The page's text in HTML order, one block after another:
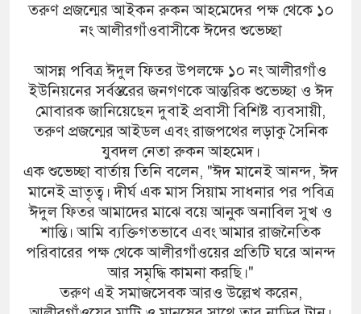
তরুণ প্রজন্মের আইকন রুকন আহমেদের পক্ষ থেকে ১০
নং আলীরগাঁওবাসীকে ঈদের শুভেচ্ছা
আসন্ন পবিত্র ঈদুল ফিতর উপলক্ষে ১০ নং আলীরগাঁও
ইউনিয়নের সর্বস্তরের জনগণকে আন্তরিক শুভেচ্ছা ও ঈদ
মোবারক জানিয়েছেন দুবাই প্রবাসী বিশিষ্ট ব্যবসায়ী,
তরুণ প্রজন্মের আইডল এবং রাজপথের লড়াকু সৈনিক
যুবদল নেতা রুকন আহমেদ।
এক শুভেচ্ছা বার্তায় তিনি বলেন, "ঈদ মানেই আনন্দ, ঈদ
মানেই ভ্রাতৃত্ব। দীর্ঘ এক মাস সিয়াম সাধনার পর পবিত্র
ঈদুল ফিতর আমাদের মাঝে বয়ে আনুক অনাবিল সুখ ও
শান্তি। আমি ব্যক্তিগতভাবে এবং আমার রাজনৈতিক
পরিবারের পক্ষ থেকে আলীরগাঁওয়ের প্রতিটি ঘরে আনন্দ
আর সমৃদ্ধি কামনা করছি।"
তরুণ এই সমাজসেবক আরও উল্লেখ করেন,